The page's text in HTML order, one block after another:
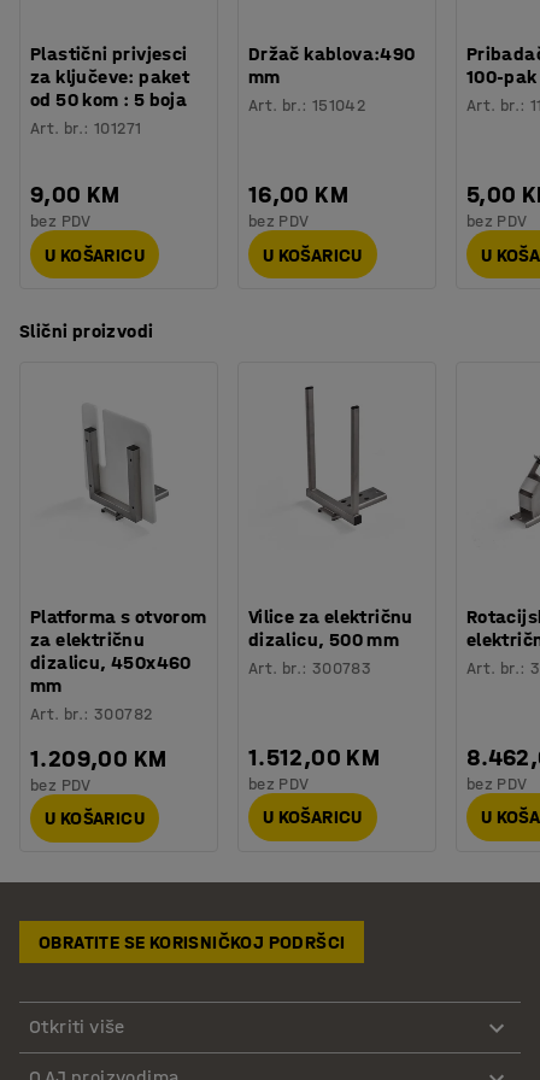
Plastični privjesci
za ključeve: paket
od 50 kom : 5 boja
Art. br.:101271
9,00 KM
bez PDV
U KOŠARICU
Držač kablova:490
mm
Art. br.: 151042
16,00 KM
bez PDV
U KOŠARICU
100-pak
Art. br.:
5,00
bez PDV
U
Slični proizvodi
Platforma s otvorom
za električnu
dizalicu, 450x460
mm
Art. br.:300782
1.209,00 KM
bez PDV
U KOŠARICU
Vilice za električnu
dizalicu, 500 mm
Art. br.: 300783
1.512,00 KM
bez PDV
U KOŠARICU
Art. br.:
bez PDV
U
OBRATITE SE KORISNIČKOJ PODRŠCI
Otkriti više